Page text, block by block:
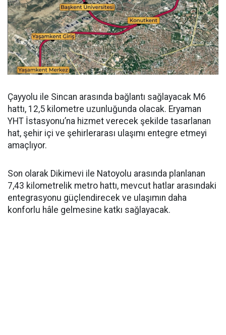
Çayyolu ile Sincan arasında bağlantı sağlayacak M6
hattı, 12,5 kilometre uzunluğunda olacak. Eryaman
YHT İstasyonu’na hizmet verecek şekilde tasarlanan
hat, şehir içi ve şehirlerarası ulaşımı entegre etmeyi
amaçlıyor.
Son olarak Dikimevi ile Natoyolu arasında planlanan
7,43 kilometrelik metro hattı, mevcut hatlar arasındaki
entegrasyonu güçlendirecek ve ulaşımın daha
konforlu hâle gelmesine katkı sağlayacak.